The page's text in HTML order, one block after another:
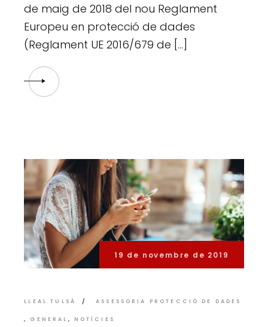
de maig de 2018 del nou Reglament
Europeu en protecció de dades
(Reglament UE 2016/679 de […]
19 de novembre de 2019
LLEAL TULSÀ ASSESSORIA PROTECCIÓ DE DADES
GENERAL NOTÍCIES